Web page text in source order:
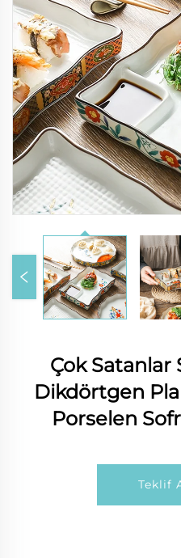
Çok Satanlar
Dikdörtgen
Porselen
Teklif